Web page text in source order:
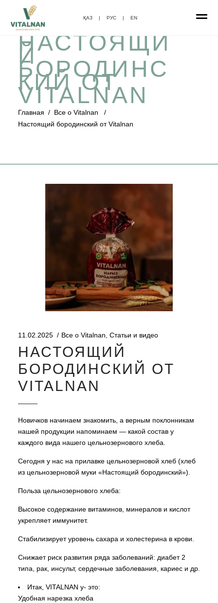
ҚАЗ | РУС | EN
НАСТОЯЩИ
Й
БОРОДИНС
КИЙ ОТ
VITALNAN
Главная / Все о Vitalnan
/
Настоящий бородинский от Vitalnan
11.02.2025 Все о Vitalnan, Статьи и видео
НАСТОЯЩИЙ
БОРОДИНСКИЙ ОТ
VITALNAN
Новичков начинаем знакомить, а верным поклонникам
нашей продукции напоминаем — какой состав у
каждого вида нашего цельнозернового хлеба.
Сегодня у нас на прилавке цельнозерновой хлеб (хлеб
из цельнозерновой муки «Настоящий бородинский»).
Польза цельнозернового хлеба:
Высокое содержание витаминов, минералов и кислот
укрепляет иммунитет.
Стабилизирует уровень сахара и холестерина в крови.
Снижает риск развития ряда заболеваний: диабет 2
типа, рак, инсульт, сердечные заболевания, кариес и др.
Итак, VITALNAN у- это:
Удобная нарезка хлеба